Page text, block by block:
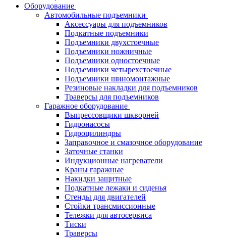
Оборудование
Автомобильные подъемники
Аксессуары для подъемников
Подкатные подъемники
Подъемники двухстоечные
Подъемники ножничные
Подъемники одностоечные
Подъемники четырехстоечные
Подъемники шиномонтажные
Резиновые накладки для подъемников
Траверсы для подъемников
Гаражное оборудование
Выпрессовщики шкворней
Гидронасосы
Гидроцилиндры
Заправочное и смазочное оборудование
Заточные станки
Индукционные нагреватели
Краны гаражные
Накидки защитные
Подкатные лежаки и сиденья
Стенды для двигателей
Стойки трансмиссионные
Тележки для автосервиса
Тиски
Траверсы